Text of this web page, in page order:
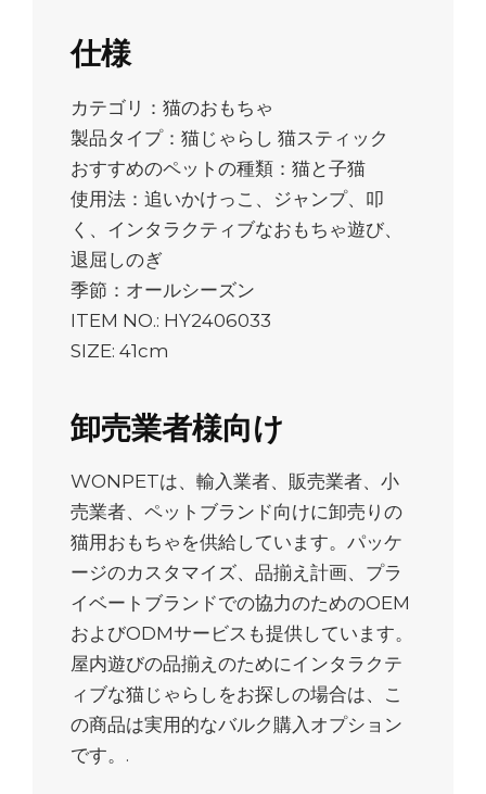
仕様
カテゴリ：猫のおもちゃ
製品タイプ：猫じゃらし 猫スティック
おすすめのペットの種類：猫と子猫
使用法：追いかけっこ、ジャンプ、叩
く、インタラクティブなおもちゃ遊び、
退屈しのぎ
季節：オールシーズン
ITEM NO.: HY2406033
SIZE: 41cm
卸売業者様向け
WONPETは、輸入業者、販売業者、小
売業者、ペットブランド向けに卸売りの
猫用おもちゃを供給しています。パッケ
ージのカスタマイズ、品揃え計画、プラ
イベートブランドでの協力のためのOEM
およびODMサービスも提供しています。
屋内遊びの品揃えのためにインタラクテ
ィブな猫じゃらしをお探しの場合は、こ
の商品は実用的なバルク購入オプション
です。.